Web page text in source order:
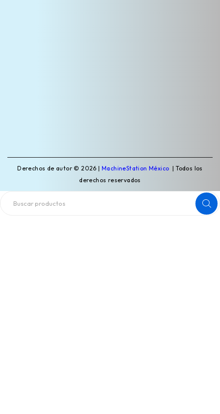
Derechos de autor © 2026 |MachineStation México | Todos los
derechos reservados